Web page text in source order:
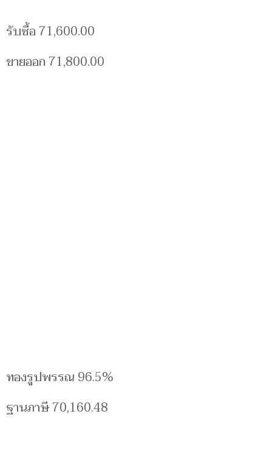
รับซื้อ 71,600.00
ขายออก 71,800.00
ทองรูปพรรณ 96.5%
ฐานภาษี 70,160.48